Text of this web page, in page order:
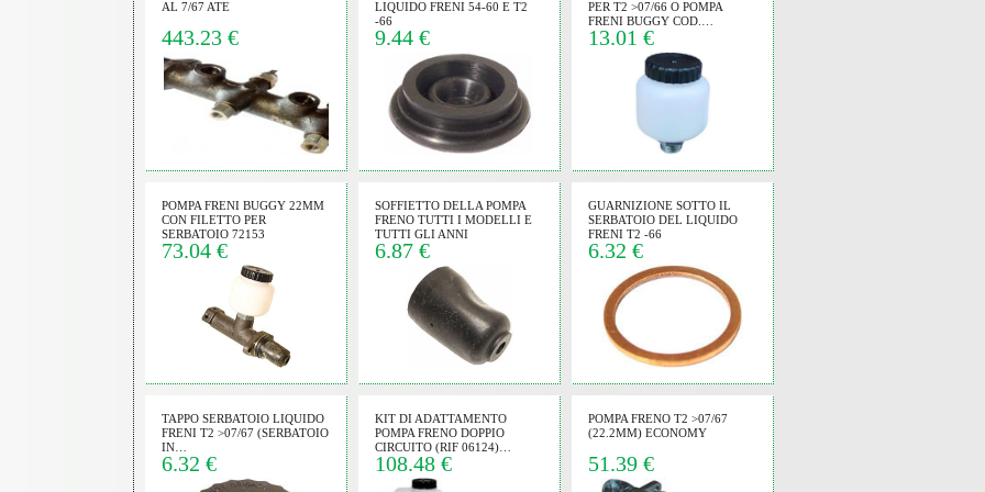
dell'ordine e le
spedizione vanno
della partenza
carta postepay o
AL 7/67 ATE
443.23 €
LIQUIDO FRENI 54-60 E T2
-66
9.44 €
PER T2 >07/66 O POMPA
FRENI BUGGY COD.…
13.01 €
POMPA FRENI BUGGY 22MM
CON FILETTO PER
SERBATOIO 72153
73.04 €
SOFFIETTO DELLA POMPA
FRENO TUTTI I MODELLI E
TUTTI GLI ANNI
6.87 €
GUARNIZIONE SOTTO IL
SERBATOIO DEL LIQUIDO
FRENI T2 -66
6.32 €
TAPPO SERBATOIO LIQUIDO
FRENI T2 >07/67 (SERBATOIO
IN…
6.32 €
KIT DI ADATTAMENTO
POMPA FRENO DOPPIO
CIRCUITO (RIF 06124)…
108.48 €
POMPA FRENO T2 >07/67
(22.2MM) ECONOMY
51.39 €